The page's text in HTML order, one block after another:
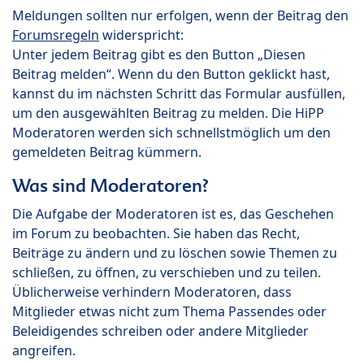
Meldungen sollten nur erfolgen, wenn der Beitrag den
Forumsregeln widerspricht:
Unter jedem Beitrag gibt es den Button „Diesen
Beitrag melden“. Wenn du den Button geklickt hast,
kannst du im nächsten Schritt das Formular ausfüllen,
um den ausgewählten Beitrag zu melden. Die HiPP
Moderatoren werden sich schnellstmöglich um den
gemeldeten Beitrag kümmern.
Was sind Moderatoren?
Die Aufgabe der Moderatoren ist es, das Geschehen
im Forum zu beobachten. Sie haben das Recht,
Beiträge zu ändern und zu löschen sowie Themen zu
schließen, zu öffnen, zu verschieben und zu teilen.
Üblicherweise verhindern Moderatoren, dass
Mitglieder etwas nicht zum Thema Passendes oder
Beleidigendes schreiben oder andere Mitglieder
angreifen.